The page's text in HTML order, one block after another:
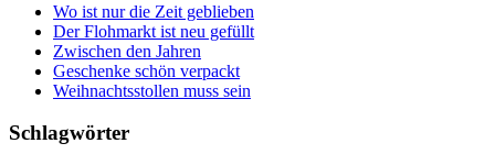
Wo ist nur die Zeit geblieben
Der Flohmarkt ist neu gefüllt
Zwischen den Jahren
Geschenke schön verpackt
Weihnachtsstollen muss sein
Schlagwörter